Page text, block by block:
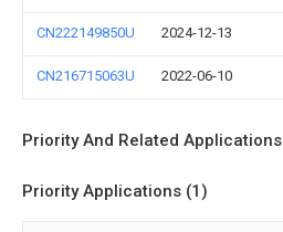
CN222149850U 2024-12-13
CN216715063U 2022-06-10
Priority And Related Applications
Priority Applications (1)